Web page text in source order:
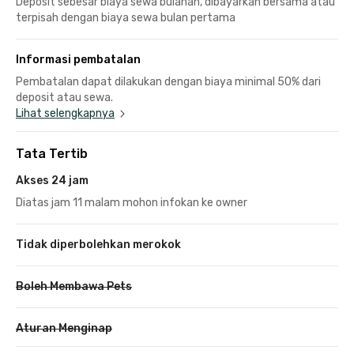
terpisah dengan biaya sewa bulan pertama
Informasi pembatalan
Pembatalan dapat dilakukan dengan biaya minimal 50% dari
deposit atau sewa.
Lihat selengkapnya
Tata Tertib
Akses 24 jam
Diatas jam 11 malam mohon infokan ke owner
Tidak diperbolehkan merokok
Boleh Membawa Pets
Aturan Menginap